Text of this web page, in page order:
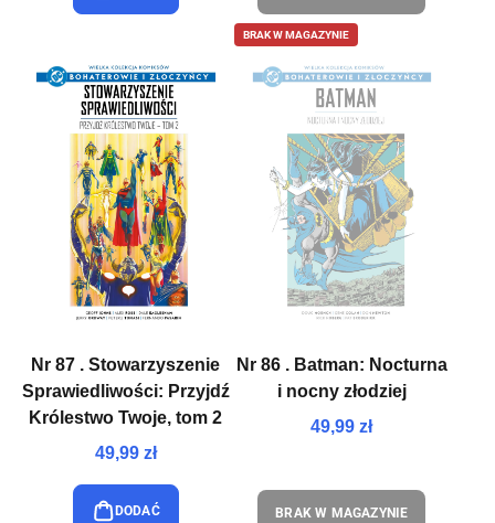
Nr 87 . Stowarzyszenie
Sprawiedliwości: Przyjdź
Królestwo Twoje, tom 2
49,99 zł
DODAĆ
BRAK W MAGAZYNIE
Nr 86 . Batman: Nocturna
i nocny złodziej
49,99 zł
BRAK W MAGAZYNIE